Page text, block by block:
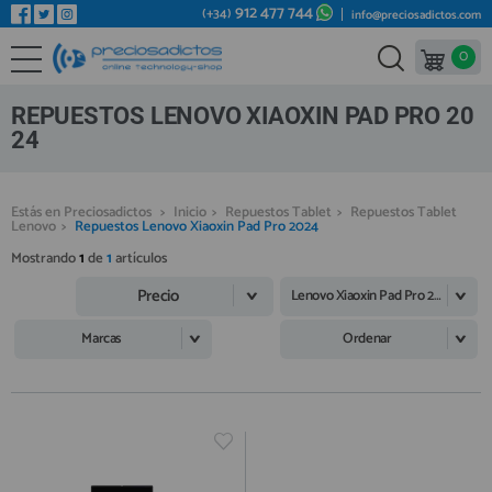
REPUESTOS MÓVILES
REPUESTOS TABLET
REPUESTOS RELOJES INTELIGENTES
REPUESTOS MACBOOK
REPUESTOS OTROS DISPOSITIVOS
REPUESTOS PORTÁTILES
HERRAMIENTAS REPARACIÓN
MÓVILES REACONDICIONADOS
Bienvenid@ otra vez
YA SOY CLIENTE
Regístrate en un momento
(+34) 912 477 744 info@preciosadictos.com
0
REPUESTOS LENOVO XIAOXIN PAD PRO 20
24
Estás en Preciosadictos > Inicio > Repuestos Tablet > Repuestos Tablet
Lenovo > Repuestos Lenovo Xiaoxin Pad Pro 2024
Mostrando1de1artículos
Precio
Lenovo Xiaoxin Pad Pro 2024
Marcas
Ordenar